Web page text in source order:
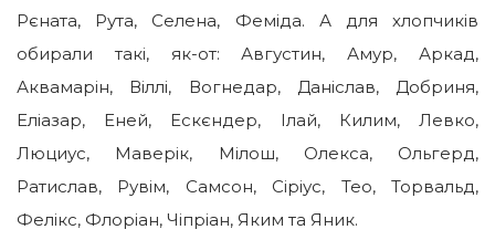
Рєната, Рута, Селена, Феміда. А для хлопчиків
обирали такі, як-от: Августин, Амур, Аркад,
Аквамарін, Віллі, Вогнедар, Даніслав, Добриня,
Еліазар, Еней, Ескєндер, Ілай, Килим, Левко,
Люциус, Маверік, Мілош, Олекса, Ольгерд,
Ратислав, Рувім, Самсон, Сіріус, Тео, Торвальд,
Фелікс, Флоріан, Чіпріан, Яким та Яник.